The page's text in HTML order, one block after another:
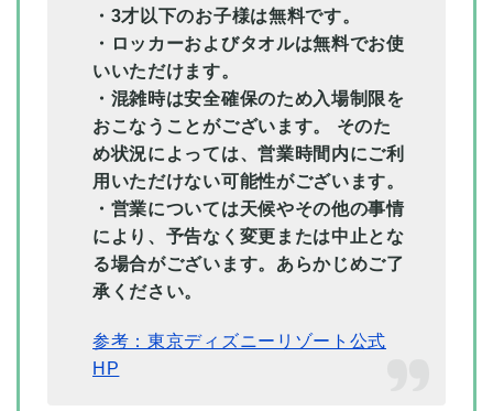
・3才以下のお子様は無料です。
・ロッカーおよびタオルは無料でお使
いいただけます。
・混雑時は安全確保のため入場制限を
おこなうことがございます。 そのた
め状況によっては、営業時間内にご利
用いただけない可能性がございます。
・営業については天候やその他の事情
により、予告なく変更または中止とな
る場合がございます。あらかじめご了
承ください。
参考：東京ディズニーリゾート公式
HP